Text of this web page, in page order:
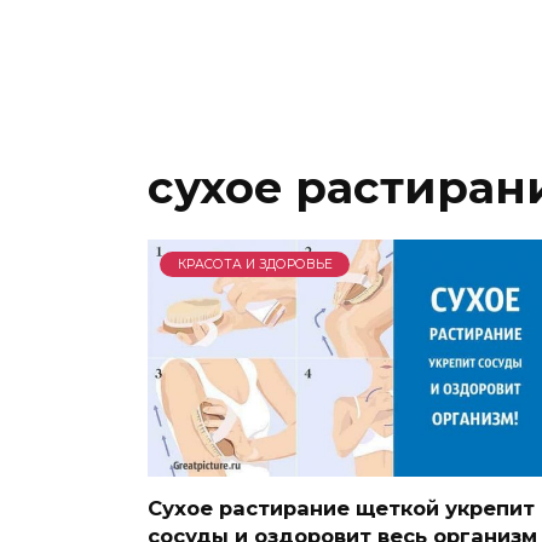
сухое
КРАСОТА И ЗДОРОВЬЕ
Сухое растирание щеткой укрепит
сосуды и оздоровит весь организм